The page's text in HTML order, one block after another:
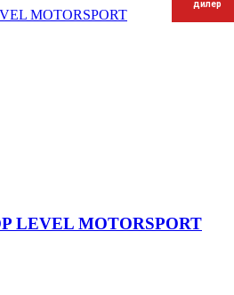
дилер
дилер
дилер